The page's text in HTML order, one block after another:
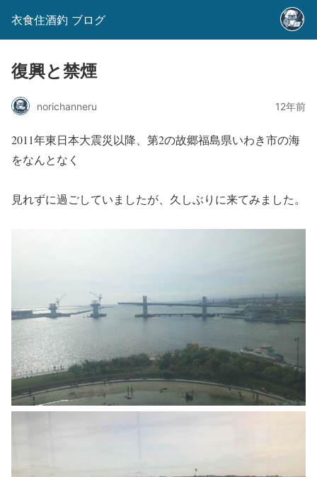
衣食住酒釣 ブログ
復興と禁煙
norichanneru 12年前
2011年東日本大震災以降、第2の故郷福島県いわき市の海
をなんとなく
見れずに過ごしていましたが、久しぶりに来てみました。